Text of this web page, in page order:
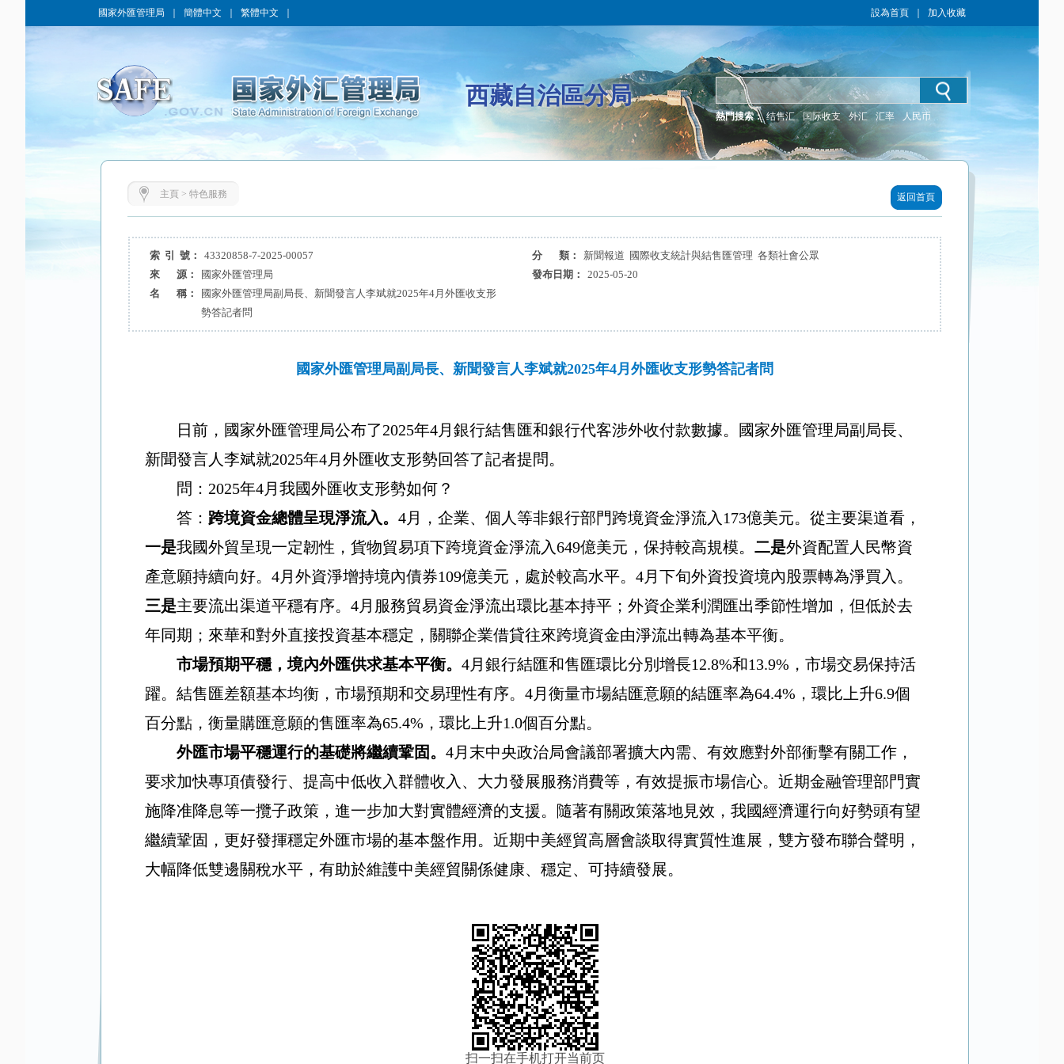
國家外匯管理局 簡體中文 繁體中文 設為首頁 加入收藏
西藏自治區分局
熱門搜索： 结售汇 国际收支 外汇 汇率 人民币
主頁 > 特色服務 返回首頁
索 引 號： 43320858-7-2025-00057 分 類：
新聞報道 國際收支統計與結售匯管理 各類社會公眾
來 源：
國家外匯管理局 發布日期：
2025-05-20
名 稱：
國家外匯管理局副局長、新聞發言人李斌就2025年4月外匯收支形
勢答記者問
國家外匯管理局副局長、新聞發言人李斌就2025年4月外匯收支形勢答記者問
日前，國家外匯管理局公布了2025年4月銀行結售匯和銀行代客涉外收付款數據。國家外匯管理局副局長、
新聞發言人李斌就2025年4月外匯收支形勢回答了記者提問。
問： 2025年4月我國外匯收支形勢如何？
答： 跨境資金總體呈現淨流入。 4月，企業、個人等非銀行部門跨境資金淨流入 173億美元。從主要渠道看，
一是我國外貿呈現一定韌性，貨物貿易項下跨境資金淨流入649億美元，保持較高規模。 二是外資配置人民幣資
產意願持續向好。 4月外資淨增持境內債券109億美元，處於較高水平。 4月下旬外資投資境內股票轉為淨買入。
三是主要流出渠道平穩有序。 4月服務貿易資金淨流出環比基本持平；外資企業利潤匯出季節性增加，但低於去
年同期；來華和對外直接投資基本穩定，關聯企業借貸往來跨境資金由淨流出轉為基本平衡。
市場預期平穩，境內外匯供求基本平衡。 4月銀行結匯和售匯環比分別增長12.8%和13.9% ，市場交易保持活
躍。結售匯差額基本均衡，市場預期和交易理性有序。 4月衡量市場結匯意願的結匯率為64.4% ，環比上升6.9個
百分點，衡量購匯意願的售匯率為65.4% ，環比上升1.0個百分點。
外匯市場平穩運行的基礎將繼續鞏固。 4月末中央政治局會議部署擴大內需、有效應對外部衝擊有關工作，
要求加快專項債發行、提高中低收入群體收入、大力發展服務消費等，有效提振市場信心。近期金融管理部門實
施降准降息等一攬子政策，進一步加大對實體經濟的支援。隨著有關政策落地見效，我國經濟運行向好勢頭有望
繼續鞏固，更好發揮穩定外匯市場的基本盤作用。近期中美經貿高層會談取得實質性進展，雙方發布聯合聲明，
大幅降低雙邊關稅水平，有助於維護中美經貿關係健康、穩定、可持續發展。
扫一扫在手机打开当前页